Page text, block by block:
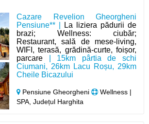
Cazare Revelion Gheorgheni
Pensiune** |
La liziera pădurii de
brazi; Wellness: ciubăr;
Restaurant, sală de mese-living,
WIFI, terasă, grădină-curte, foișor,
parcare | 15km pârtia de schi
Ciumani, 26km Lacu Roșu, 29km
Cheile Bicazului
Pensiune Gheorgheni
Wellness |
SPA, Județul Harghita